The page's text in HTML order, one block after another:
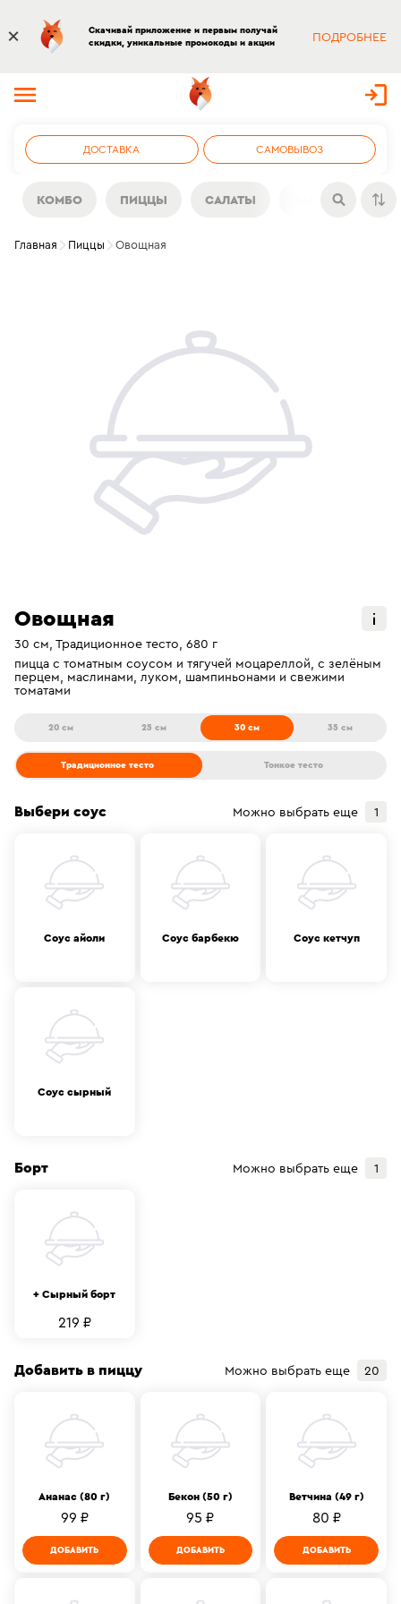
Скачивай приложение и первым получай
скидки, уникальные промокоды и акции
ПОДРОБНЕЕ
ДОСТАВКА САМОВЫВОЗ
КОМБО ПИЦЦЫ САЛАТЫ ЗАКУСКИ
Главная Пиццы Овощная
Овощная
30 см, Традиционное тесто, 680 г
пицца с томатным соусом и тягучей моцареллой, с зелёным
перцем, маслинами, луком, шампиньонами и свежими
томатами
20 см 25 см 30 см 35 см
Традиционное тесто Тонкое тесто
Выбери соус Можно выбрать еще 1
Соус айоли Соус барбекю Соус кетчуп
Соус сырный
Борт Можно выбрать еще 1
+ Сырный борт
219 ₽
Добавить в пиццу Можно выбрать еще 20
Ананас (80 г)
99 ₽
ДОБАВИТЬ
Бекон (50 г)
95 ₽
ДОБАВИТЬ
Ветчина (49 г)
80 ₽
ДОБАВИТЬ